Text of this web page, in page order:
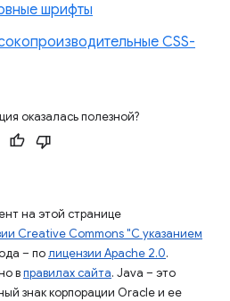
шрифты
CSS-
оказалась полезной?
на этой странице
Creative Commons "С указанием
– полицензии Apache 2.0.
вправилах сайта. Java – это
знак корпорации Oracle и ее